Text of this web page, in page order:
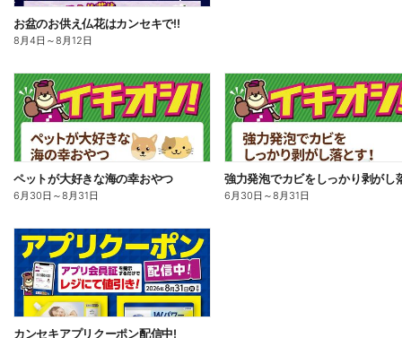
お盆のお供え仏花はカンセキで!!
8月4日 ～8月12日
ペットが大好きな海の幸おやつ
6月30日 ～8月31日
強力発泡でカビをしっかり剥がし
6月30日 ～8月31日
カンセキアプリクーポン配信中!